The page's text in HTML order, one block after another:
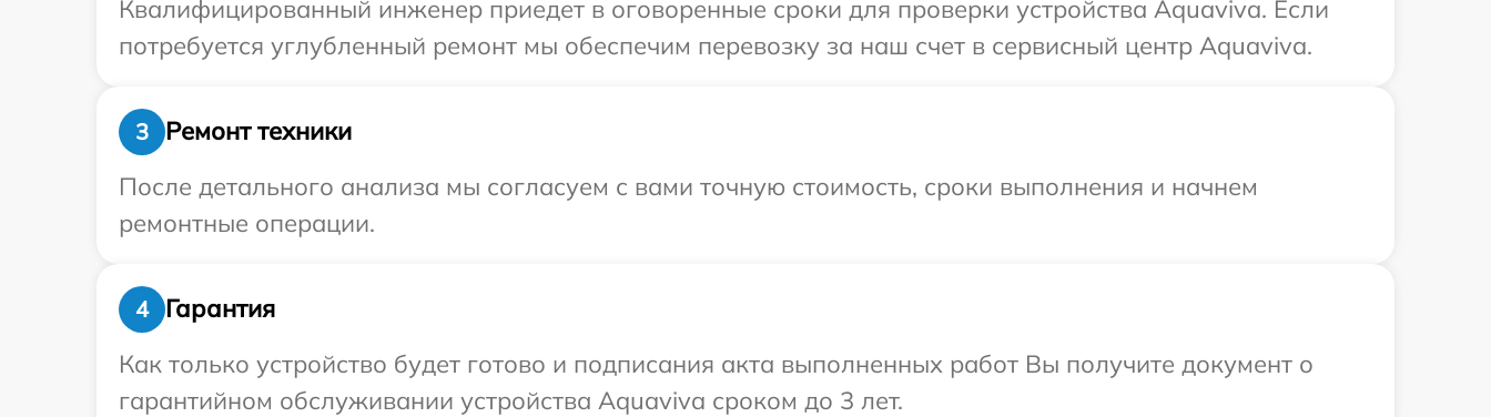
Квалифицированный инженер приедет в оговоренные сроки для проверки устройства Aquaviva. Если
потребуется углубленный ремонт мы обеспечим перевозку за наш счет в сервисный центр Aquaviva.
3
Ремонт техники
После детального анализа мы согласуем с вами точную стоимость, сроки выполнения и начнем
ремонтные операции.
4
Гарантия
Как только устройство будет готово и подписания акта выполненных работ Вы получите документ о
гарантийном обслуживании устройства Aquaviva сроком до 3 лет.